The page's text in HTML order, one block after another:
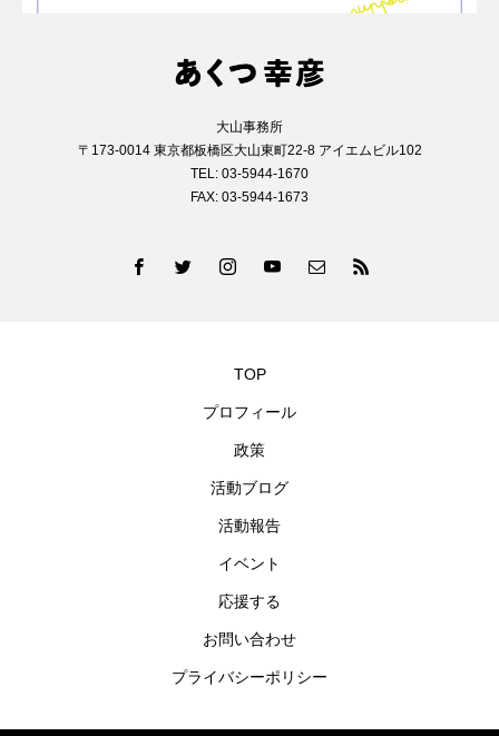
大山事務所
〒173-0014 東京都板橋区大山東町22-8 アイエムビル102
TEL: 03-5944-1670
FAX: 03-5944-1673
TOP
プロフィール
政策
活動ブログ
活動報告
イベント
応援する
お問い合わせ
プライバシーポリシー